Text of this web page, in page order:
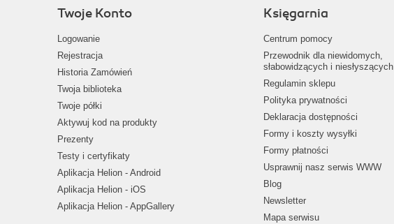
Twoje Konto
Logowanie
Rejestracja
Historia Zamówień
Twoja biblioteka
Twoje półki
Aktywuj kod na produkty
Prezenty
Testy i certyfikaty
Aplikacja Helion - Android
Aplikacja Helion - iOS
Aplikacja Helion - AppGallery
Księgarnia
Centrum pomocy
Przewodnik dla niewidomych,
słabowidzących i niesłyszących
Regulamin sklepu
Polityka prywatności
Deklaracja dostępności
Formy i koszty wysyłki
Formy płatności
Usprawnij nasz serwis WWW
Blog
Newsletter
Mapa serwisu